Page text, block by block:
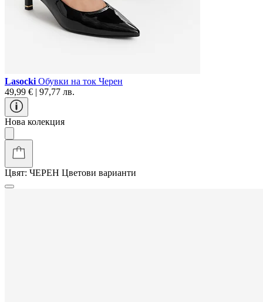
Lasocki Обувки на ток Черен
49,99 € | 97,77 лв.
Нова колекция
Цвят: ЧЕРЕН Цветови варианти